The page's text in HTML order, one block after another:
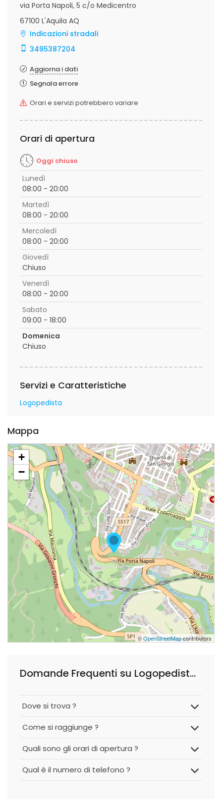
via Porta Napoli, 5 c/o Medicentro
67100 L'Aquila AQ
Indicazioni stradali
3495387204
Aggiorna i dati
Segnala errore
Orari e servizi potrebbero variare
Orari di apertura
Oggi chiuso
Lunedì
08:00 - 20:00
Martedì
08:00 - 20:00
Mercoledì
08:00 - 20:00
Giovedì
Chiuso
Venerdì
08:00 - 20:00
Sabato
09:00 - 18:00
Domenica
Chiuso
Servizi e Caratteristiche
Logopedista
Mappa
+
−
©OpenStreetMapcontributors
Domande Frequenti su Logopedista Dottoressa Eleonora Nardecchia
Dove si trova ?
Come si raggiunge ?
Quali sono gli orari di apertura ?
Qual è il numero di telefono ?